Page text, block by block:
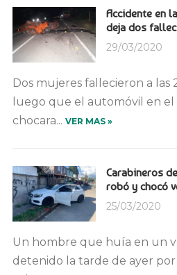
Accidente en
deja dos
29/03/2020
Dos mujeres fallecieron a las
luego que el automóvil en el
chocara... VER MAS »
Carabineros
robó y chocó
25/03/2020
Un hombre que huía en un
detenido la tarde de ayer por